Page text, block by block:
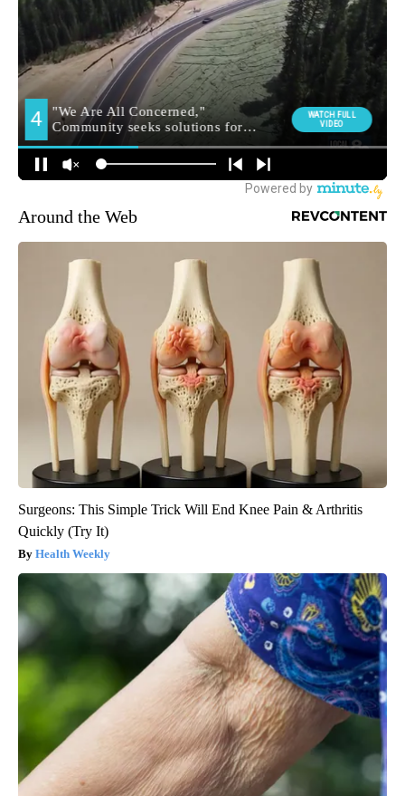
Around the Web
Surgeons: This Simple Trick Will End Knee Pain & Arthritis
Quickly (Try It)
Health Weekly